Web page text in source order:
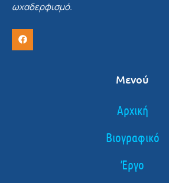
ωχαδερφισμό.
Μενού
Αρχική
Βιογραφικό
Έργο